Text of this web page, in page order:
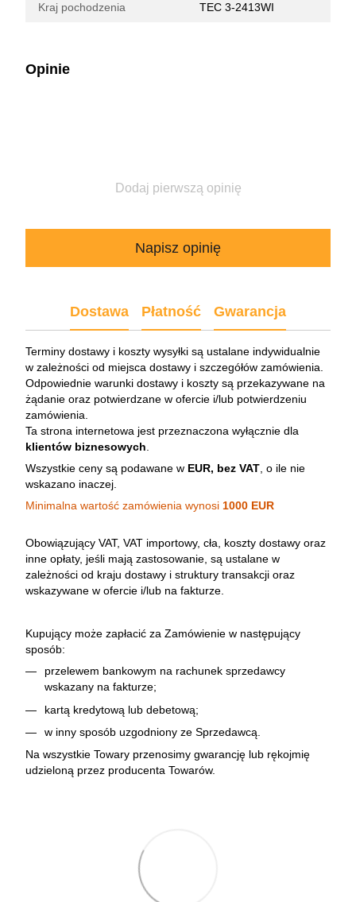
Kraj pochodzenia TEC 3-2413WI
Opinie
Dodaj pierwszą opinię
Napisz opinię
Dostawa Płatność Gwarancja
Terminy dostawy i koszty wysyłki są ustalane indywidualnie
w zależności od miejsca dostawy i szczegółów zamówienia.
Odpowiednie warunki dostawy i koszty są przekazywane na
żądanie oraz potwierdzane w ofercie i/lub potwierdzeniu
zamówienia.
Ta strona internetowa jest przeznaczona wyłącznie dla
klientów biznesowych
Wszystkie ceny są podawane w EUR, bez VAT , o ile nie
wskazano inaczej.
Minimalna wartość zamówienia wynosi 1000 EUR
Obowiązujący VAT, VAT importowy, cła, koszty dostawy oraz
inne opłaty, jeśli mają zastosowanie, są ustalane w
zależności od kraju dostawy i struktury transakcji oraz
wskazywane w ofercie i/lub na fakturze.
Kupujący może zapłacić za Zamówienie w następujący
sposób:
przelewem bankowym na rachunek sprzedawcy
wskazany na fakturze;
kartą kredytową lub debetową;
w inny sposób uzgodniony ze Sprzedawcą.
Na wszystkie Towary przenosimy gwarancję lub rękojmię
udzieloną przez producenta Towarów.